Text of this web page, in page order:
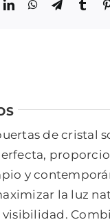
grande
LinkedInWhatsApp
Telegram
de cristal
y
la luz